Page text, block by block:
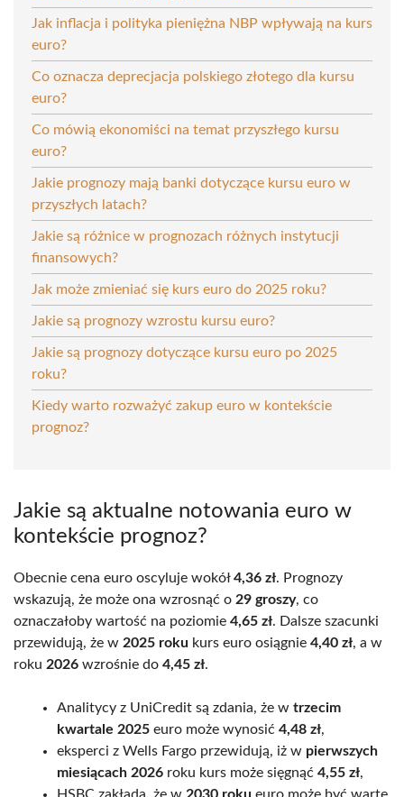
Jak inflacja i polityka pieniężna NBP wpływają na kurs
euro?
Co oznacza deprecjacja polskiego złotego dla kursu
euro?
Co mówią ekonomiści na temat przyszłego kursu
euro?
Jakie prognozy mają banki dotyczące kursu euro w
przyszłych latach?
Jakie są różnice w prognozach różnych instytucji
finansowych?
Jak może zmieniać się kurs euro do 2025 roku?
Jakie są prognozy wzrostu kursu euro?
Jakie są prognozy dotyczące kursu euro po 2025
roku?
Kiedy warto rozważyć zakup euro w kontekście
prognoz?
Jakie są aktualne notowania euro w
kontekście prognoz?
Obecnie cena euro oscyluje wokół4,36 zł. Prognozy
wskazują, że może ona wzrosnąć o 29 groszy, co
oznaczałoby wartość na poziomie 4,65 zł. Dalsze szacunki
przewidują, że w 2025 roku kurs euro osiągnie 4,40 zł, a w
roku 2026 wzrośnie do 4,45 zł.
Analitycy z UniCredit są zdania, że w trzecim
kwartale 2025 euro może wynosić 4,48 zł,
eksperci z Wells Fargo przewidują, iż w pierwszych
miesiącach 2026 roku kurs może sięgnąć 4,55 zł,